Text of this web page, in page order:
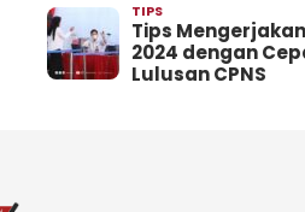
TIPS
Tips
2024 dengan
Lulusan CPNS